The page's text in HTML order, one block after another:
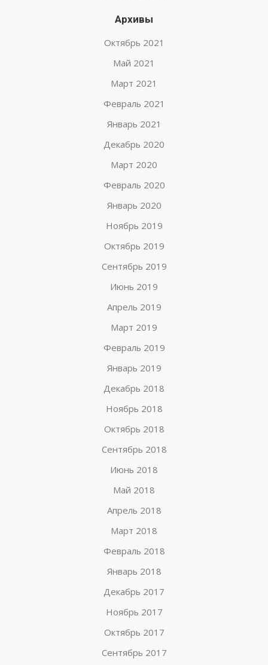
Архивы
Октябрь 2021
Май 2021
Март 2021
Февраль 2021
Январь 2021
Декабрь 2020
Март 2020
Февраль 2020
Январь 2020
Ноябрь 2019
Октябрь 2019
Сентябрь 2019
Июнь 2019
Апрель 2019
Март 2019
Февраль 2019
Январь 2019
Декабрь 2018
Ноябрь 2018
Октябрь 2018
Сентябрь 2018
Июнь 2018
Май 2018
Апрель 2018
Март 2018
Февраль 2018
Январь 2018
Декабрь 2017
Ноябрь 2017
Октябрь 2017
Сентябрь 2017